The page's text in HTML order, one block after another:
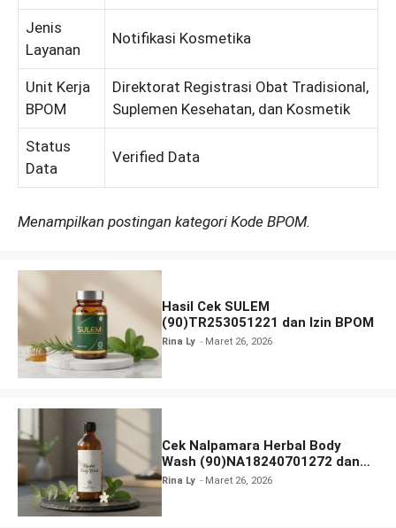
Jenis
Layanan
Notifikasi Kosmetika
Unit Kerja
BPOM
Direktorat Registrasi Obat Tradisional,
Suplemen Kesehatan, dan Kosmetik
Status
Data
Verified Data
Menampilkan postingan kategori Kode BPOM.
Hasil Cek SULEM
(90)TR253051221 dan Izin BPOM
Rina Ly Maret 26, 2026
Cek Nalpamara Herbal Body
Wash (90)NA18240701272 dan
Izin Bpom
Rina Ly Maret 26, 2026